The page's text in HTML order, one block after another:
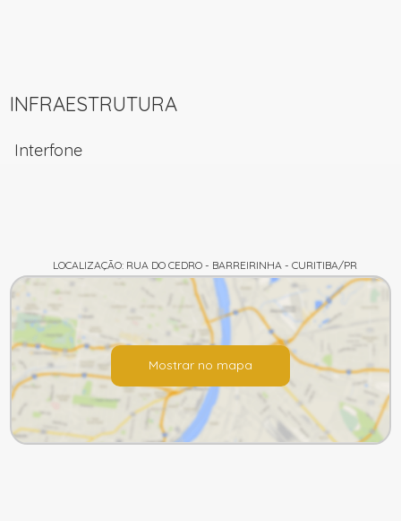
INFRAESTRUTURA
Interfone
LOCALIZAÇÃO: RUA DO CEDRO - BARREIRINHA - CURITIBA/PR
Mostrar no mapa